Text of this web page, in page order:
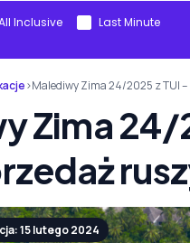
Inclusive Last Minute
›Malediwy Zima 24/2025 z TUI
Zima 24/
15 lutego 2024